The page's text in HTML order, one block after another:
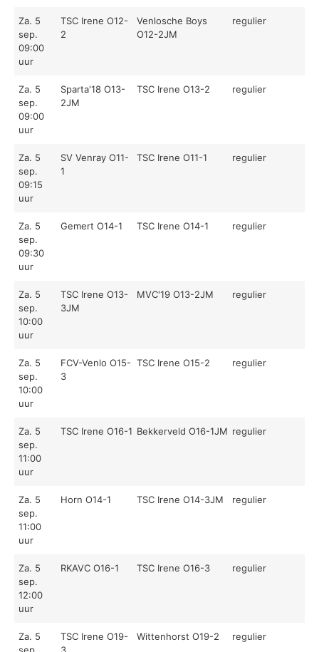
Za. 5
sep.
09:00
uur
TSC Irene O12-
2
Venlosche Boys
O12-2JM
regulier
Za. 5
sep.
09:00
uur
Sparta'18 O13-
2JM
TSC Irene O13-2 regulier
Za. 5
sep.
09:15
uur
SV Venray O11-
1
TSC Irene O11-1 regulier
Za. 5
sep.
09:30
uur
Gemert O14-1 TSC Irene O14-1 regulier
Za. 5
sep.
10:00
uur
TSC Irene O13-
3JM
MVC'19 O13-2JM regulier
Za. 5
sep.
10:00
uur
FCV-Venlo O15-
3
TSC Irene O15-2 regulier
Za. 5
sep.
11:00
uur
TSC Irene O16-1 Bekkerveld O16-1JM regulier
Za. 5
sep.
11:00
uur
Horn O14-1 TSC Irene O14-3JM regulier
Za. 5
sep.
12:00
uur
RKAVC O16-1 TSC Irene O16-3 regulier
Za. 5
TSC Irene O19-
Wittenhorst O19-2 regulier